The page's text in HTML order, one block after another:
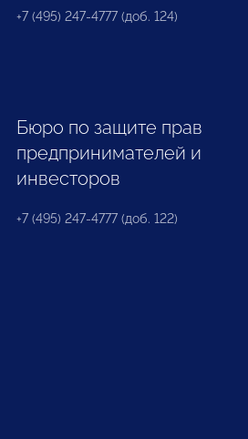
+7 (495) 247-4777 (доб. 124)
Бюро по защите прав
предпринимателей и
инвесторов
+7 (495) 247-4777 (доб. 122)